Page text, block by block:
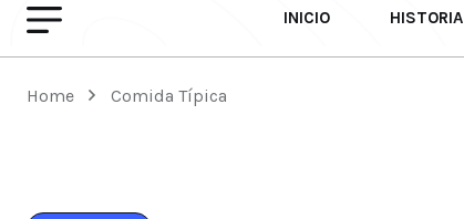
INICIO HISTORIA
Home Comida Típica